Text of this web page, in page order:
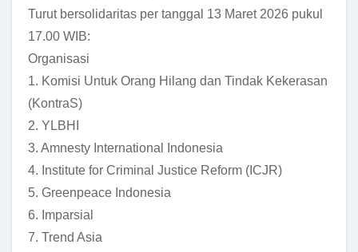
Turut bersolidaritas per tanggal 13 Maret 2026 pukul
17.00 WIB:
Organisasi
1. Komisi Untuk Orang Hilang dan Tindak Kekerasan
(KontraS)
2. YLBHI
3. Amnesty International Indonesia
4. Institute for Criminal Justice Reform (ICJR)
5. Greenpeace Indonesia
6. Imparsial
7. Trend Asia